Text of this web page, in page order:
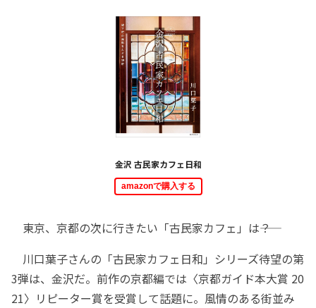
金沢 古民家カフェ日和
amazonで購入する
東京、京都の次に行きたい「古民家カフェ」は――？
川口葉子さんの「古民家カフェ日和」シリーズ待望の第
3弾は、金沢だ。前作の京都編では〈京都ガイド本大賞 20
21〉リピーター賞を受賞して話題に。風情のある街並み